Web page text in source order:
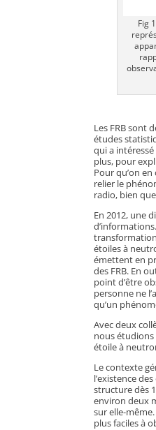
Fig
Les FRB sont
études
qui a
plus, pour
Pour qu’on
relier le
radio, bien
En 2012, une
étoiles à
émettent en
des FRB. En
point d’être
personne ne
qu’un
Avec deux
nous étudions
étoile à
Le contexte
l’existence
structure dès
environ deux
sur elle-
plus faciles à